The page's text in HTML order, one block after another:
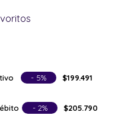
- 5% $199.491
- 2% $205.790